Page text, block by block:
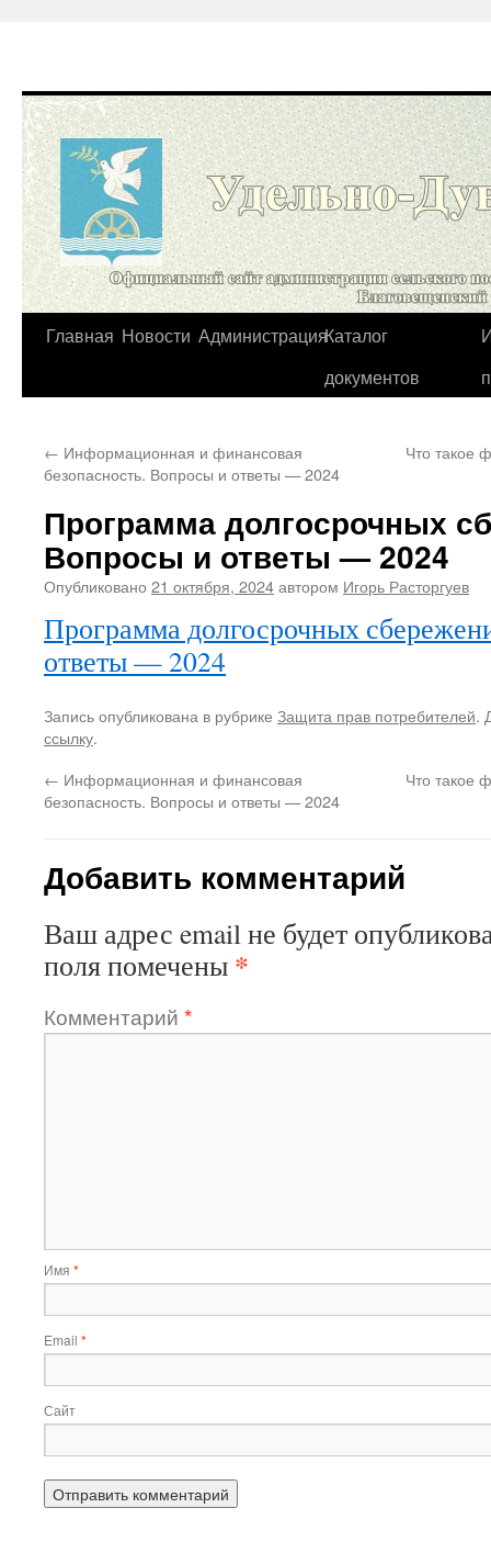
Перейти
Главная Новости АдминистрацияКаталог
документов
← Информационная и финансовая
безопасность. Вопросы и ответы — 2024
Что такое
Программа долгосрочных
Вопросы и ответы — 2024
Опубликовано 21 октября, 2024автором Игорь Расторгуев
Программа долгосрочных
ответы — 2024
Запись опубликована в рубрике Защита прав потребителей.
ссылку.
← Информационная и финансовая
безопасность. Вопросы и ответы — 2024
Что такое
Добавить комментарий
Ваш адрес email не будет
поля помечены *
Комментарий *
Имя *
Email *
Сайт